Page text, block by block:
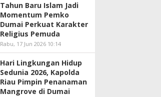
Tahun Baru Islam Jadi
Momentum Pemko
Dumai Perkuat Karakter
Religius Pemuda
Rabu, 17 Jun 2026 10:14
Hari Lingkungan Hidup
Sedunia 2026, Kapolda
Riau Pimpin Penanaman
Mangrove di Dumai